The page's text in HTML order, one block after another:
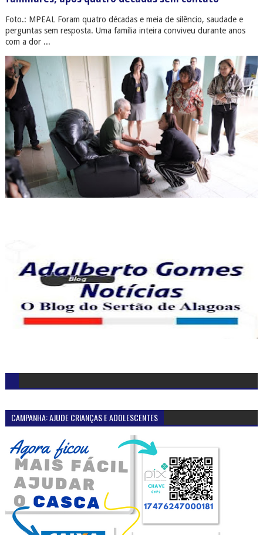
Foto.: MPEAL Foram quatro décadas e meia de silêncio, saudade e
perguntas sem resposta. Uma família inteira conviveu durante anos
com a dor ...
CAMPANHA: AJUDE CRIANÇAS E ADOLESCENTES